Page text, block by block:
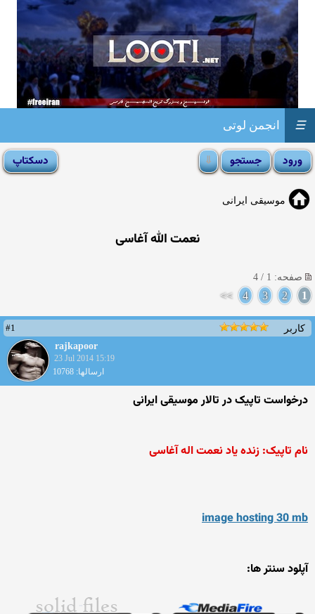
انجمن لوتی ☰
موسیقی ایرانی
نعمت الله آغاسی
صفحه: 1 / 4
1
2
3
4
>>
کاربر
#1
rajkapoor
23 Jul 2014 15:19
ارسالها: 10768
درخواست تاپیک در تالار موسیقی ایرانی
نام تاپیک: زنده یاد نعمت اله آغاسی
image hosting 30 mb
آپلود سنتر ها: